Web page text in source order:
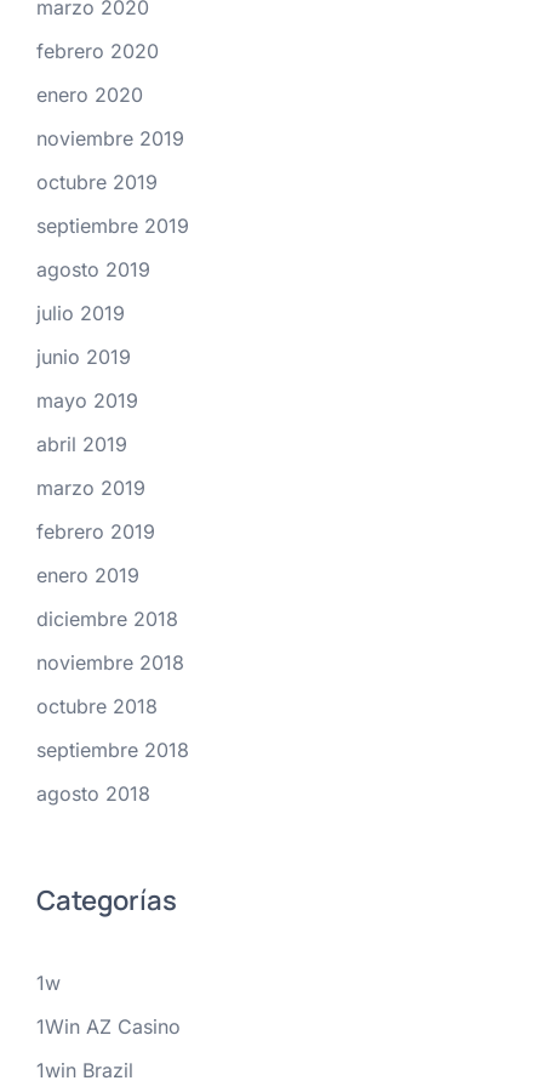
marzo 2020
febrero 2020
enero 2020
noviembre 2019
octubre 2019
septiembre 2019
agosto 2019
julio 2019
junio 2019
mayo 2019
abril 2019
marzo 2019
febrero 2019
enero 2019
diciembre 2018
noviembre 2018
octubre 2018
septiembre 2018
agosto 2018
Categorías
1w
1Win AZ Casino
1win Brazil